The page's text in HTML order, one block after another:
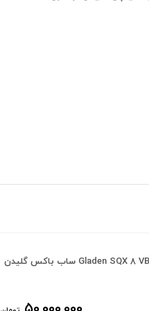
ساب‌ووفر گلیدن RS_X 10